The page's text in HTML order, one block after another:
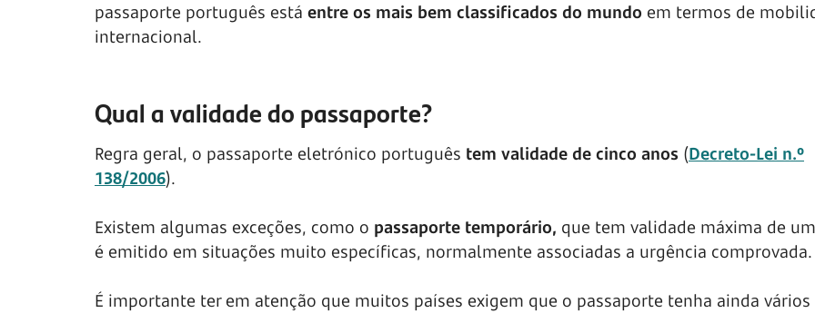
passaporte português está entre os mais bem classificados do mundo em termos de
internacional.
Qual a validade do passaporte?
Regra geral, o passaporte eletrónico português tem validade de cinco anos (Decreto-Lei n.º
138/2006).
Existem algumas exceções, como o passaporte temporário, que tem validade máxima de
é emitido em situações muito específicas, normalmente associadas a urgência comprovada.
É importante ter em atenção que muitos países exigem que o passaporte tenha ainda vários